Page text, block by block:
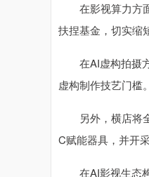
在影视算力方面
扶捏基金，切实缩
在AI虚构拍摄方
虚构制作技艺门槛。
另外，横店将全
C赋能器具，并开
在AI影视生态构